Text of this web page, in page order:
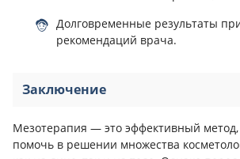
Долговременные результаты
рекомендаций врача.
Заключение
Мезотерапия — это эффективный
помочь в решении множества